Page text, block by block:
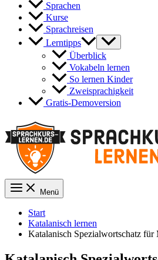
Sprachen
Kurse
Sprachreisen
Lerntipps
Überblick
Vokabeln lernen
So lernen Kinder
Zweisprachigkeit
Gratis-Demoversion
Menü
Start
Katalanisch lernen
Katalanisch Spezialwortschatz